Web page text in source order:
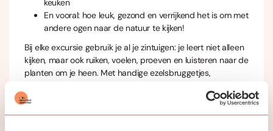
keuken
En vooral: hoe leuk, gezond en verrijkend het is om met
andere ogen naar de natuur te kijken!
Bij elke excursie gebruik je al je zintuigen: je leert niet alleen
kijken, maar ook ruiken, voelen, proeven en luisteren naar de
planten om je heen. Met handige ezelsbruggetjes,
hangen.